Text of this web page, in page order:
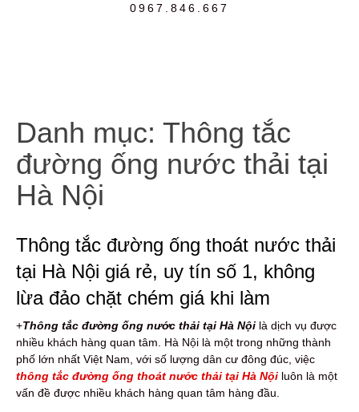
0967.846.667
Danh mục: Thông tắc
đường ống nước thải tại
Hà Nội
Thông tắc đường ống thoát nước thải
tại Hà Nội giá rẻ, uy tín số 1, không
lừa đảo chặt chém giá khi làm
+Thông tắc đường ống nước thải tại Hà Nội là dịch vụ được
nhiều khách hàng quan tâm. Hà Nội là một trong những thành
phố lớn nhất Việt Nam, với số lượng dân cư đông đúc, việc
thông tắc đường ống thoát nước thải tại Hà Nội luôn là một
vấn đề được nhiều khách hàng quan tâm hàng đầu.